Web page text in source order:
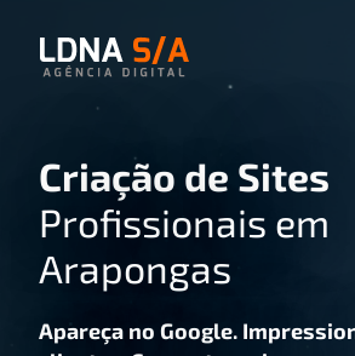
Criação de Sites
Profissionais em
Arapongas
Apareça no Google.